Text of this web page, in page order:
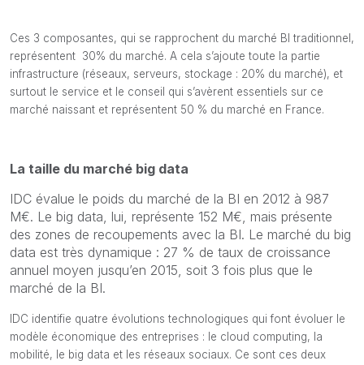
Ces 3 composantes, qui se rapprochent du marché BI traditionnel,
représentent 30% du marché. A cela s’ajoute toute la partie
infrastructure (réseaux, serveurs, stockage : 20% du marché), et
surtout le service et le conseil qui s’avèrent essentiels sur ce
marché naissant et représentent 50 % du marché en France.
La taille du marché big data
IDC évalue le poids du marché de la BI en 2012 à 987
M€. Le big data, lui, représente 152 M€, mais présente
des zones de recoupements avec la BI. Le marché du big
data est très dynamique : 27 % de taux de croissance
annuel moyen jusqu’en 2015, soit 3 fois plus que le
marché de la BI.
IDC identifie quatre évolutions technologiques qui font évoluer le
modèle économique des entreprises : le cloud computing, la
mobilité, le big data et les réseaux sociaux. Ce sont ces deux